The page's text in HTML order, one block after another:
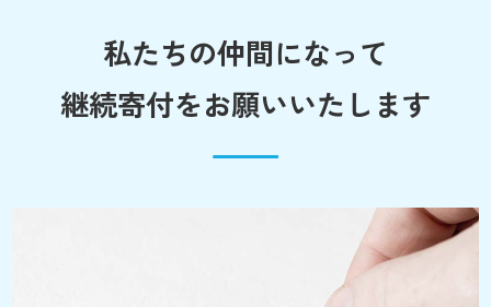
私たちの仲間になって
継続寄付をお願いいたします